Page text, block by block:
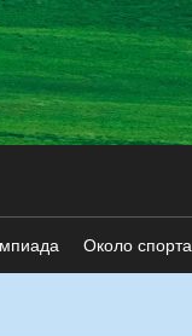
Около спорта